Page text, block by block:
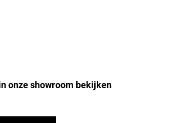
onze showroom bekijken